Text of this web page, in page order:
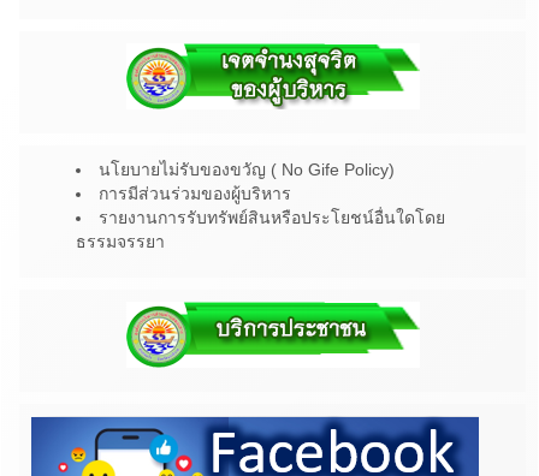
นโยบายไม่รับของขวัญ ( No Gife Policy)
การมีส่วนร่วมของผู้บริหาร
รายงานการรับทรัพย์สินหรือประโยชน์อื่นใดโดย
ธรรมจรรยา